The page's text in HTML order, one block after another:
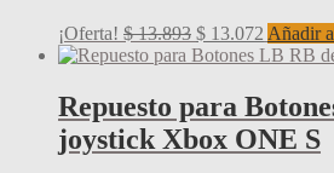
¡Oferta! $13.893 El
precio
$ 13.893.
$ 13.072 El
precio
es:
$ 13.072.
Añadir
Repuesto para
joystick Xbox ONE S